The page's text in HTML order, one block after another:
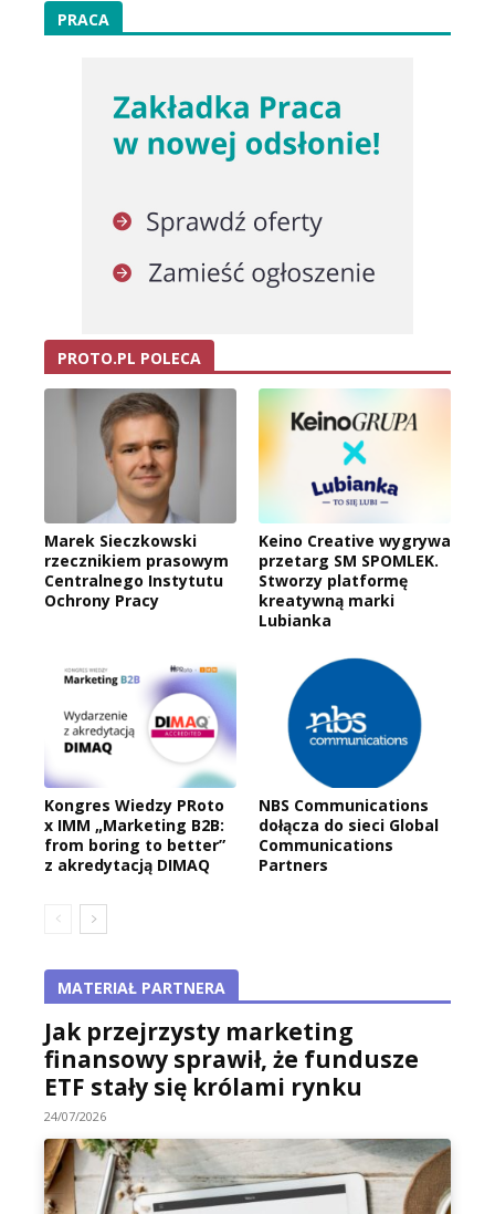
PRACA
PROTO.PL POLECA
Marek Sieczkowski
rzecznikiem prasowym
Centralnego Instytutu
Ochrony Pracy
Keino Creative wygrywa
przetarg SM SPOMLEK.
Stworzy platformę
kreatywną marki
Lubianka
Kongres Wiedzy PRoto
x IMM „Marketing B2B:
from boring to better”
z akredytacją DIMAQ
NBS Communications
dołącza do sieci Global
Communications
Partners
MATERIAŁ PARTNERA
Jak przejrzysty marketing
finansowy sprawił, że fundusze
ETF stały się królami rynku
24/07/2026